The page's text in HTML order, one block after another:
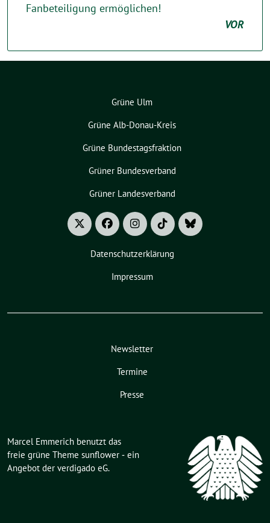
Fanbeteiligung ermöglichen!
VOR
Grüne Ulm
Grüne Alb-Donau-Kreis
Grüne Bundestagsfraktion
Grüner Bundesverband
Grüner Landesverband
Datenschutzerklärung
Impressum
Newsletter
Termine
Presse
Marcel Emmerich benutzt das
freie grüne Theme sunflower ‐ ein
Angebot der verdigado eG.